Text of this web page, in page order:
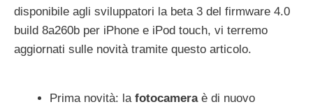
disponibile agli sviluppatori la beta 3 del firmware 4.0
build 8a260b per iPhone e iPod touch, vi terremo
aggiornati sulle novità tramite questo articolo.
Prima novità: la fotocameraè di nuovo